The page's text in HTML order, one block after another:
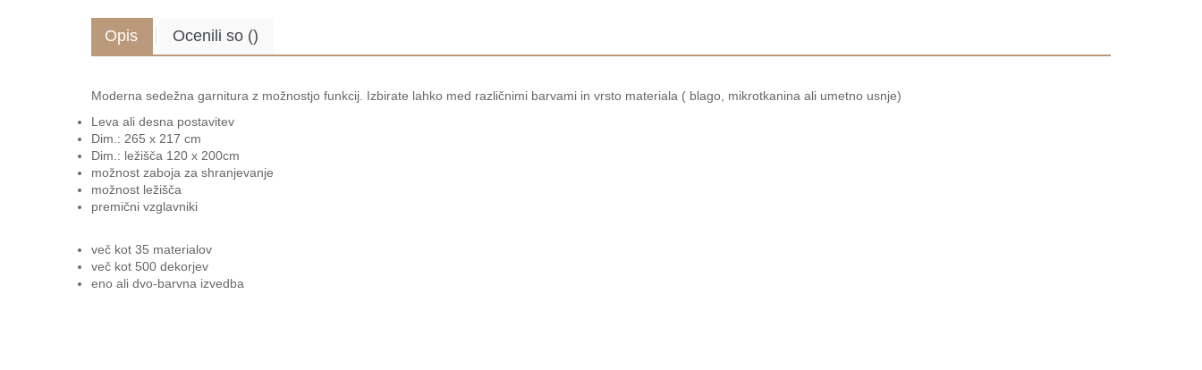
Opis Ocenili so ()
Moderna sedežna garnitura z možnostjo funkcij. Izbirate lahko med različnimi barvami in vrsto materiala ( blago, mikrotkanina ali umetno usnje)
Leva ali desna postavitev
Dim.: 265 x 217 cm
Dim.: ležišča 120 x 200cm
možnost zaboja za shranjevanje
možnost ležišča
premični vzglavniki
več kot 35 materialov
več kot 500 dekorjev
eno ali dvo-barvna izvedba